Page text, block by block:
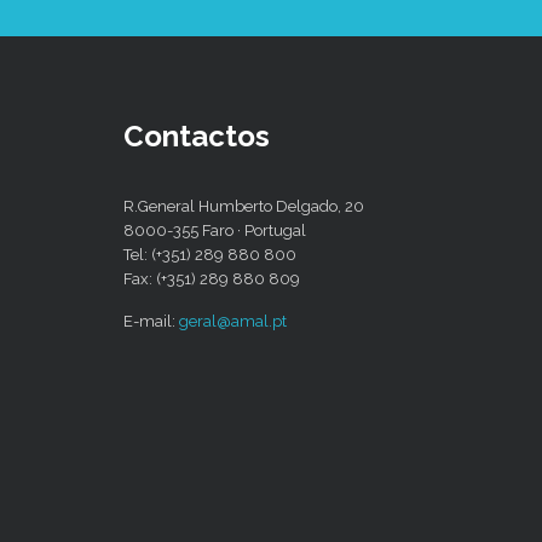
Contactos
R.General Humberto Delgado, 20
8000-355 Faro · Portugal
Tel: (+351) 289 880 800
Fax: (+351) 289 880 809
E-mail: geral@amal.pt